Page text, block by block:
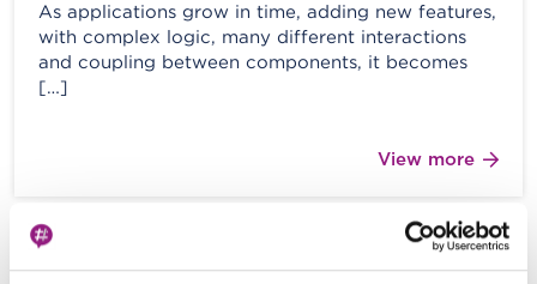
As applications grow in time, adding new features,
with complex logic, many different interactions
and coupling between components, it becomes
[…]
View more
How to create a MongoDB ReplicaSet